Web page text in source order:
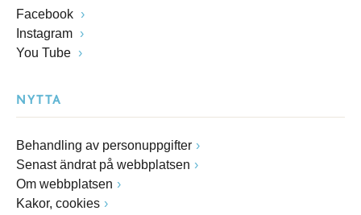
Facebook
Instagram
You Tube
NYTTA
Behandling av personuppgifter
Senast ändrat på webbplatsen
Om webbplatsen
Kakor, cookies